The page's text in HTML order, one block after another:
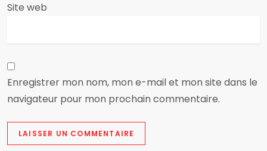
Site web
Enregistrer mon nom, mon e-mail et mon site dans le
navigateur pour mon prochain commentaire.